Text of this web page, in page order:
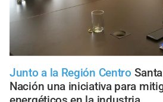
Junto a la Región Centro
Nación una iniciativa para